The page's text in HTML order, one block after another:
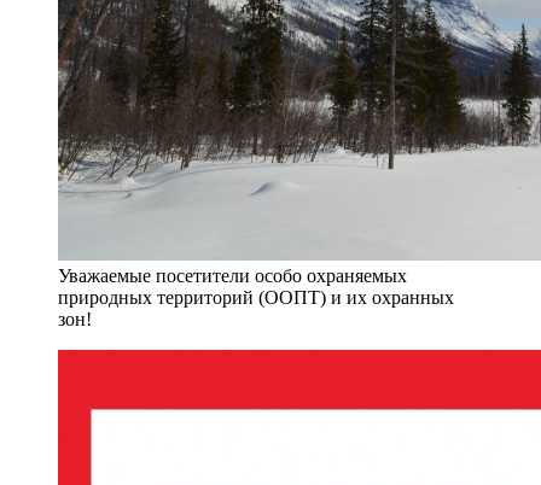
Уважаемые посетители особо охраняемых
природных территорий (ООПТ) и их охранных
зон!